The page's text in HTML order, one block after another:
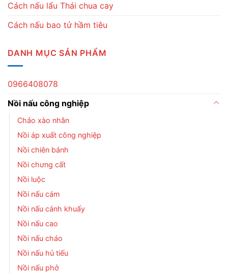
Cách nấu lẩu Thái chua cay
Cách nấu bao tử hầm tiêu
DANH MỤC SẢN PHẨM
0966408078
Nồi nấu công nghiệp
Chảo xào nhân
Nồi áp xuất công nghiệp
Nồi chiên bánh
Nồi chưng cất
Nồi luộc
Nồi nấu cám
Nồi nấu cánh khuấy
Nồi nấu cao
Nồi nấu cháo
Nồi nấu hủ tiếu
Nồi nấu phở